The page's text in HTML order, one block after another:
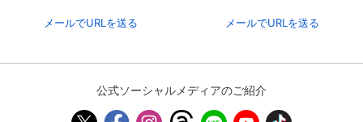
メールでURLを送る メールでURLを送る
公式ソーシャルメディアのご紹介